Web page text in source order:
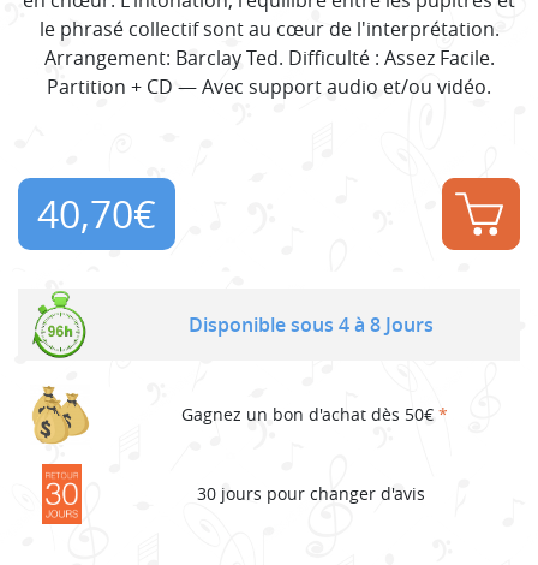
le phrasé collectif sont au cœur de l'interprétation.
Arrangement: Barclay Ted. Difficulté : Assez Facile.
Partition + CD — Avec support audio et/ou vidéo.
40,70€
Disponible sous 4 à 8 Jours
Gagnez un bon d'achat dès 50€ *
30 jours pour changer d'avis